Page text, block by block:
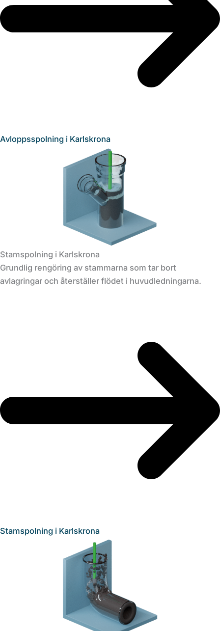
Avloppsspolning i Karlskrona
Stamspolning i Karlskrona
Grundlig rengöring av stammarna som tar bort
avlagringar och återställer flödet i huvudledningarna.
Stamspolning i Karlskrona